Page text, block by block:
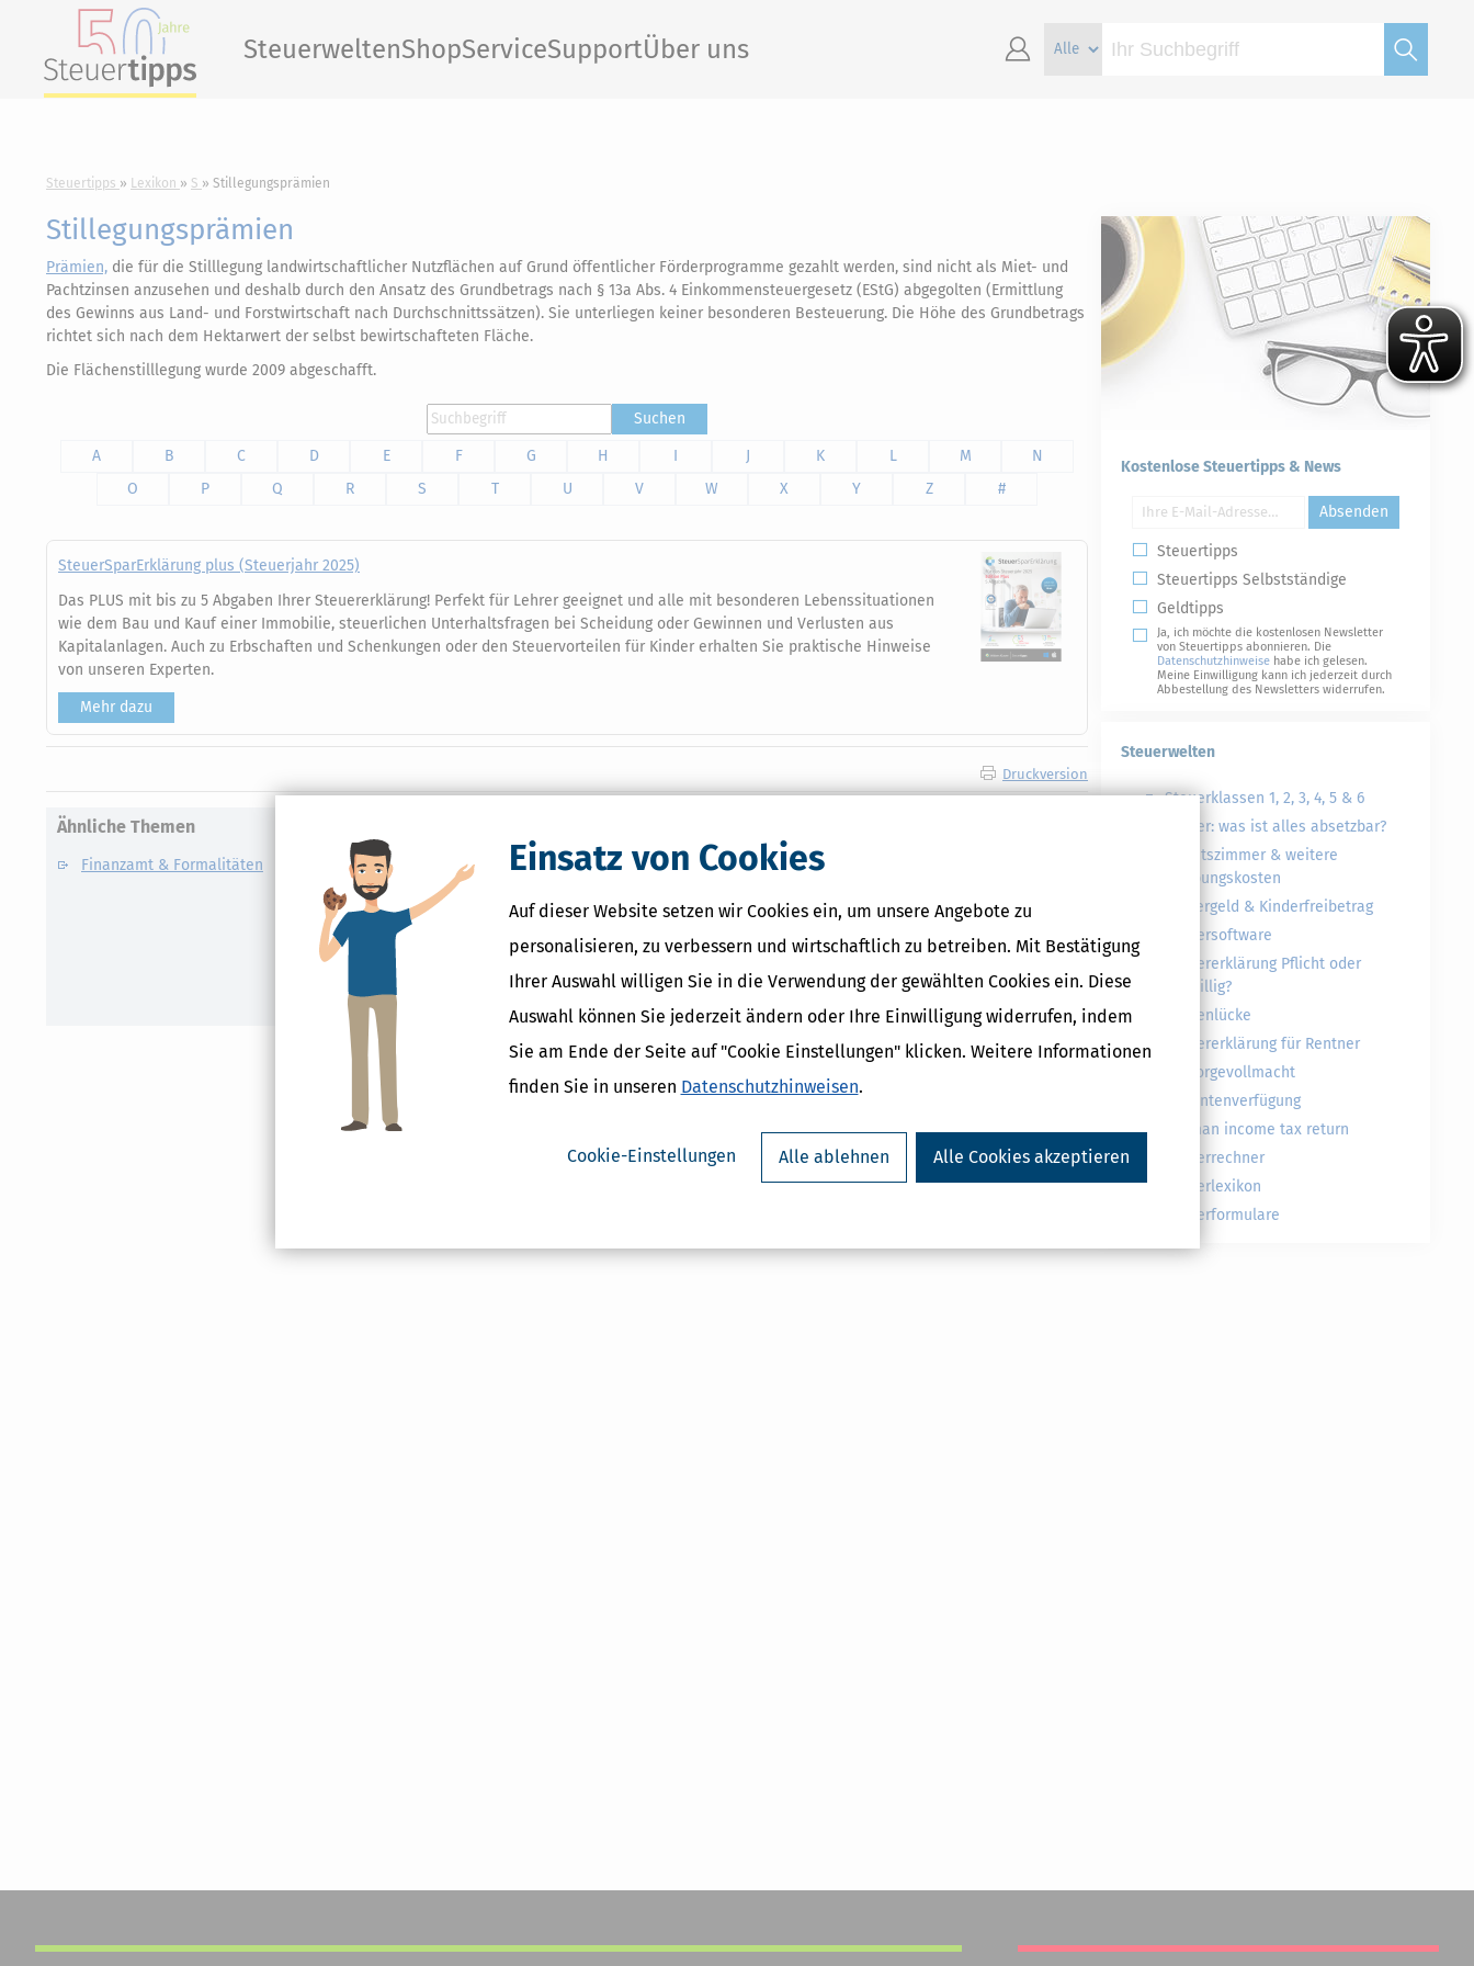
Einsatz von Cookies
Auf dieser Website setzen wir Cookies ein, um unsere Angebote zu
personalisieren, zu verbessern und wirtschaftlich zu betreiben. Mit Bestätigung
Ihrer Auswahl willigen Sie in die Verwendung der gewählten Cookies ein. Diese
Auswahl können Sie jederzeit ändern oder Ihre Einwilligung widerrufen, indem
Sie am Ende der Seite auf "Cookie Einstellungen" klicken. Weitere Informationen
finden Sie in unseren Datenschutzhinweisen.
Cookie-Einstellungen Alle ablehnen Alle Cookies akzeptieren
SteuerweltenShopServiceSupportÜber uns
Steuertipps Lexikon S Stillegungsprämien
Stillegungsprämien
Prämien, die für die Stilllegung landwirtschaftlicher Nutzflächen auf Grund öffentlicher Förderprogramme gezahlt werden, sind nicht als Miet- und
Pachtzinsen anzusehen und deshalb durch den Ansatz des Grundbetrags nach § 13a Abs. 4 Einkommensteuergesetz (EStG) abgegolten (Ermittlung
des Gewinns aus Land- und Forstwirtschaft nach Durchschnittssätzen). Sie unterliegen keiner besonderen Besteuerung. Die Höhe des Grundbetrags
richtet sich nach dem Hektarwert der selbst bewirtschafteten Fläche.
Die Flächenstilllegung wurde 2009 abgeschafft.
Suchen
A
B C D E F G H I J K L M
N
O
P Q R S T U V W X Y Z #
SteuerSparErklärung plus (Steuerjahr 2025)
Das PLUS mit bis zu 5 Abgaben Ihrer Steuererklärung! Perfekt für Lehrer geeignet und alle mit besonderen Lebenssituationen
wie dem Bau und Kauf einer Immobilie, steuerlichen Unterhaltsfragen bei Scheidung oder Gewinnen und Verlusten aus
Kapitalanlagen. Auch zu Erbschaften und Schenkungen oder den Steuervorteilen für Kinder erhalten Sie praktische Hinweise
von unseren Experten.
Mehr dazu
Druckversion
Ähnliche Themen
Finanzamt & Formalitäten
Kapitalertragsteuer - Definition und
NACHDiGAL
Prämien
Kapitalertragsteuer Freibetrag -
Definition und Erklärung
Kostenlose Steuertipps & News
Absenden
Steuertipps
Steuertipps Selbstständige
Geldtipps
Ja, ich möchte die kostenlosen Newsletter
von Steuertipps abonnieren. Die
Datenschutzhinweise habe ich gelesen.
Meine Einwilligung kann ich jederzeit durch
Abbestellung des Newsletters widerrufen.
Steuerwelten
Steuerklassen 1, 2, 3, 4, 5 & 6
Steuer: was ist alles absetzbar?
Arbeitszimmer & weitere
Werbungskosten
Kindergeld & Kinderfreibetrag
Steuersoftware
Steuererklärung Pflicht oder
freiwillig?
Rentenlücke
Steuererklärung für Rentner
Vorsorgevollmacht
Patientenverfügung
German income tax return
Steuerrechner
Steuerlexikon
Steuerformulare